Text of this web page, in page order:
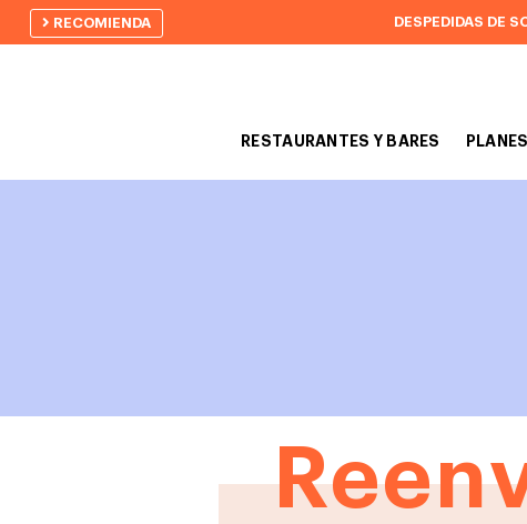
RECOMIENDA DESPEDIDAS DE
RESTAURANTES Y BARES